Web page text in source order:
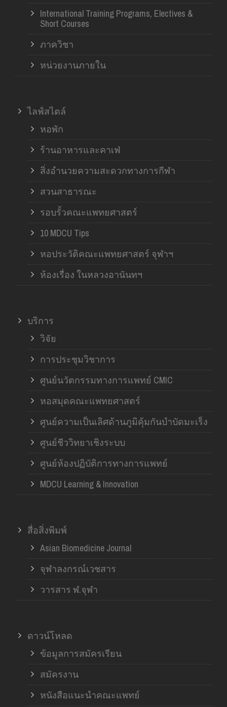
International Training Programs, Electives &
Short Courses
ภาควิชา
หน่วยงานภายใน
ไลฟ์สไตล์
หอพัก
ร้านอาหารและคาเฟ่
สิ่งอำนวยความสะดวกทางการกีฬา
สวนสาธารณะ
รอบรั้วคณะแพทยศาสตร์
10 MDCU Tips
หอประวัติคณะแพทยศาสตร์ จุฬาฯ
ห้องเรื่อง ในหลวงอานันทฯ
บริการ
วิจัย
การประชุมวิชาการ
ศูนย์นวัตกรรมทางการแพทย์ CMIC
หอสมุดคณะแพทยศาสตร์
ศูนย์ความเป็นเลิศด้านภูมิคุ้มกันบำบัดมะเร็ง
ศูนย์ชีววิทยาเชิงระบบ
ศูนย์ห้องปฏิบัติการทางการแพทย์
MDCU Learning & Innovation
สื่อสิ่งพิมพ์
Asian Biomedicine Journal
จุฬาลงกรณ์เวชสาร
วารสาร ฬ.จุฬา
ดาวน์โหลด
ข้อมูลการสมัครเรียน
สมัครงาน
หนังสือแนะนำคณะแพทย์